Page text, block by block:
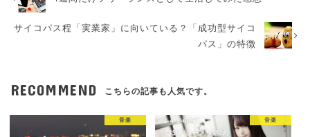
サイコパス程「実業家」に向いている？「成功型サイコ
パス」の特徴
RECOMMEND こちらの記事も人気です。
音楽 音楽